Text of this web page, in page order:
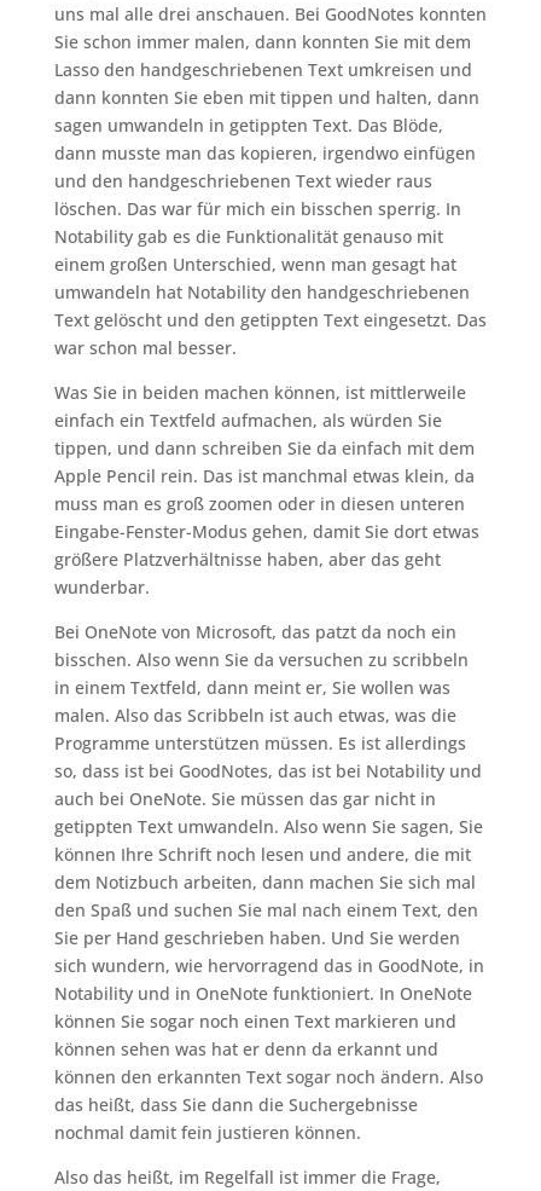
uns mal alle drei anschauen. Bei GoodNotes konnten
Sie schon immer malen, dann konnten Sie mit dem
Lasso den handgeschriebenen Text umkreisen und
dann konnten Sie eben mit tippen und halten, dann
sagen umwandeln in getippten Text. Das Blöde,
dann musste man das kopieren, irgendwo einfügen
und den handgeschriebenen Text wieder raus
löschen. Das war für mich ein bisschen sperrig. In
Notability gab es die Funktionalität genauso mit
einem großen Unterschied, wenn man gesagt hat
umwandeln hat Notability den handgeschriebenen
Text gelöscht und den getippten Text eingesetzt. Das
war schon mal besser.
Was Sie in beiden machen können, ist mittlerweile
einfach ein Textfeld aufmachen, als würden Sie
tippen, und dann schreiben Sie da einfach mit dem
Apple Pencil rein. Das ist manchmal etwas klein, da
muss man es groß zoomen oder in diesen unteren
Eingabe-Fenster-Modus gehen, damit Sie dort etwas
größere Platzverhältnisse haben, aber das geht
wunderbar.
Bei OneNote von Microsoft, das patzt da noch ein
bisschen. Also wenn Sie da versuchen zu scribbeln
in einem Textfeld, dann meint er, Sie wollen was
malen. Also das Scribbeln ist auch etwas, was die
Programme unterstützen müssen. Es ist allerdings
so, dass ist bei GoodNotes, das ist bei Notability und
auch bei OneNote. Sie müssen das gar nicht in
getippten Text umwandeln. Also wenn Sie sagen, Sie
können Ihre Schrift noch lesen und andere, die mit
dem Notizbuch arbeiten, dann machen Sie sich mal
den Spaß und suchen Sie mal nach einem Text, den
Sie per Hand geschrieben haben. Und Sie werden
sich wundern, wie hervorragend das in GoodNote, in
Notability und in OneNote funktioniert. In OneNote
können Sie sogar noch einen Text markieren und
können sehen was hat er denn da erkannt und
können den erkannten Text sogar noch ändern. Also
das heißt, dass Sie dann die Suchergebnisse
nochmal damit fein justieren können.
Also das heißt, im Regelfall ist immer die Frage,